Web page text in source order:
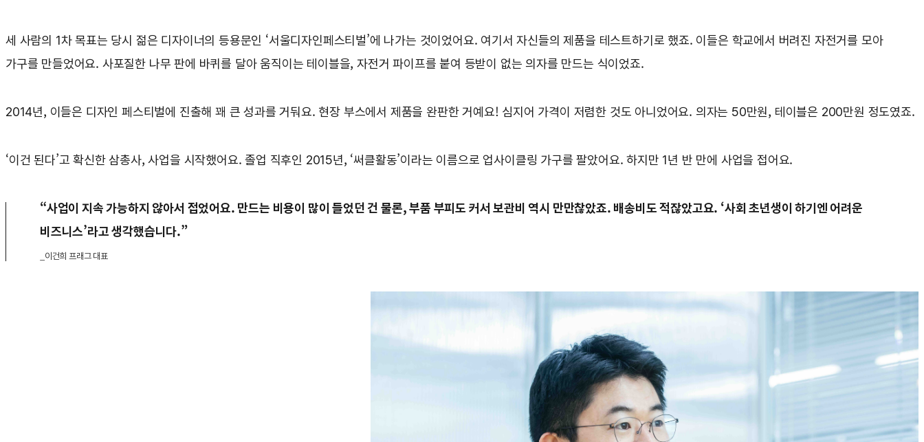
세 사람의 1차 목표는 당시 젊은 디자이너의 등용문인 ‘서울디자인페스티벌’에 나가는 것이었어요. 여기서 자신들의 제품을 테스트하기로 했죠. 이들은 학교에서 버려진 자전거를 모아
가구를 만들었어요. 사포질한 나무 판에 바퀴를 달아 움직이는 테이블을, 자전거 파이프를 붙여 등받이 없는 의자를 만드는 식이었죠.
2014년, 이들은 디자인 페스티벌에 진출해 꽤 큰 성과를 거둬요. 현장 부스에서 제품을 완판한 거예요! 심지어 가격이 저렴한 것도 아니었어요. 의자는 50만원, 테이블은 200만원 정도였죠.
‘이건 된다’고 확신한 삼총사, 사업을 시작했어요. 졸업 직후인 2015년, ‘써클활동’이라는 이름으로 업사이클링 가구를 팔았어요. 하지만 1년 반 만에 사업을 접어요.
“사업이 지속 가능하지 않아서 접었어요. 만드는 비용이 많이 들었던 건 물론, 부품 부피도 커서 보관비 역시 만만찮았죠. 배송비도 적잖았고요. ‘사회 초년생이 하기엔 어려운
비즈니스’라고 생각했습니다.”
_이건희 프래그 대표